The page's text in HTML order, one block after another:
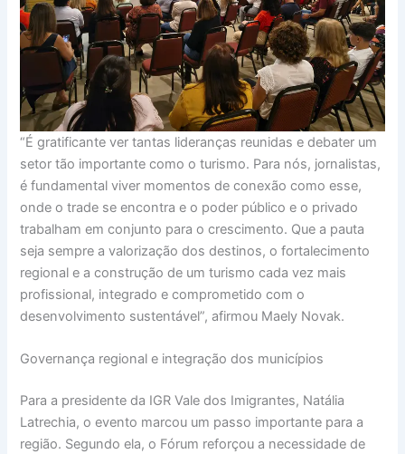
“É gratificante ver tantas lideranças reunidas e debater um
setor tão importante como o turismo. Para nós, jornalistas,
é fundamental viver momentos de conexão como esse,
onde o trade se encontra e o poder público e o privado
trabalham em conjunto para o crescimento. Que a pauta
seja sempre a valorização dos destinos, o fortalecimento
regional e a construção de um turismo cada vez mais
profissional, integrado e comprometido com o
desenvolvimento sustentável”, afirmou Maely Novak.
Governança regional e integração dos municípios
Para a presidente da IGR Vale dos Imigrantes, Natália
Latrechia, o evento marcou um passo importante para a
região. Segundo ela, o Fórum reforçou a necessidade de